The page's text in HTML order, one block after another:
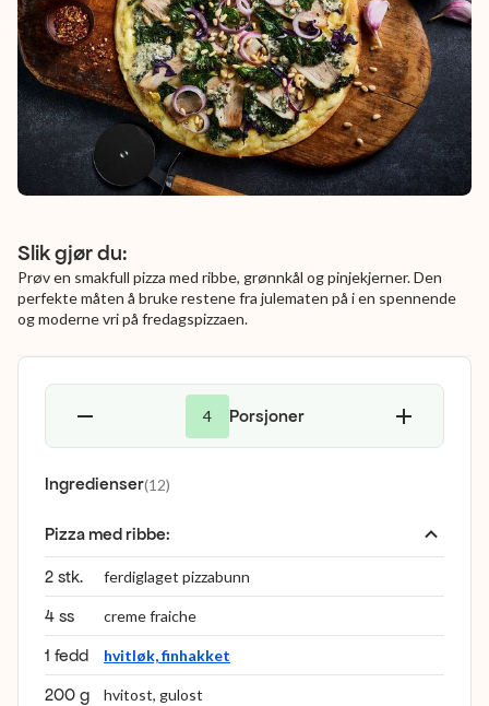
Slik gjør du:
Prøv en smakfull pizza med ribbe, grønnkål og pinjekjerner. Den
perfekte måten å bruke restene fra julematen på i en spennende
og moderne vri på fredagspizzaen.
4 Porsjoner
Ingredienser(12)
Pizza med ribbe:
2 stk. ferdiglaget pizzabunn
4 ss creme fraiche
1 fedd hvitløk, finhakket
200 g hvitost, gulost